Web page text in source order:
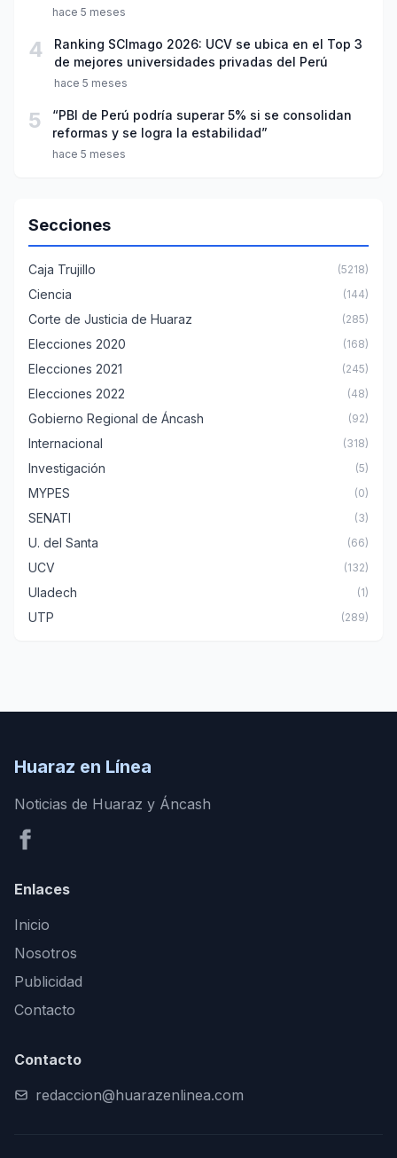
año escolar 2026
hace 5 meses
4
Ranking SCImago 2026: UCV se ubica en el Top 3
de mejores universidades privadas del Perú
hace 5 meses
5
“PBI de Perú podría superar 5% si se consolidan
reformas y se logra la estabilidad”
hace 5 meses
Secciones
Caja Trujillo (5218)
Ciencia (144)
Corte de Justicia de Huaraz (285)
Elecciones 2020 (168)
Elecciones 2021 (245)
Elecciones 2022 (48)
Gobierno Regional de Áncash (92)
Internacional (318)
Investigación (5)
MYPES (0)
SENATI (3)
U. del Santa (66)
UCV (132)
Uladech (1)
UTP (289)
Huaraz en Línea
Noticias de Huaraz y Áncash
Enlaces
Inicio
Nosotros
Publicidad
Contacto
Contacto
redaccion@huarazenlinea.com